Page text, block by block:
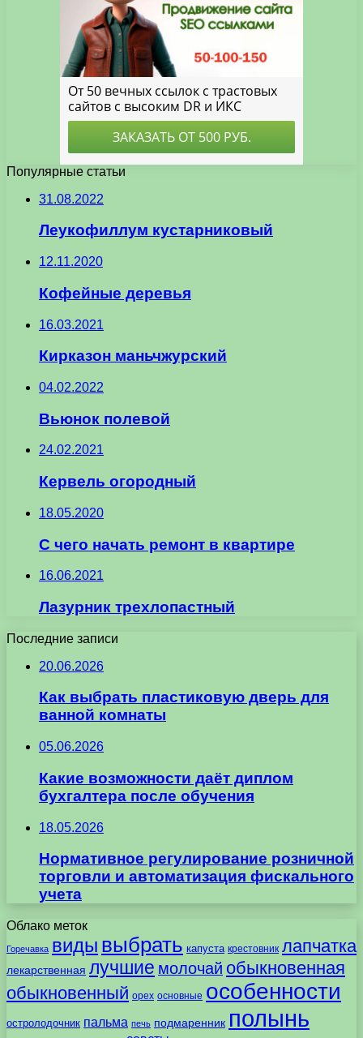
Популярные статьи
31.08.2022
Леукофиллум кустарниковый
12.11.2020
Кофейные деревья
16.03.2021
Кирказон маньчжурский
04.02.2022
Вьюнок полевой
24.02.2021
Кервель огородный
18.05.2020
С чего начать ремонт в квартире
16.06.2021
Лазурник трехлопастный
Последние записи
20.06.2026
Как выбрать пластиковую дверь для
ванной комнаты
05.06.2026
Какие возможности даёт диплом
бухгалтера после обучения
18.05.2026
Нормативное регулирование розничной
торговли и автоматизация фискального
учета
Облако меток
Горечавка виды выбрать капуста крестовник лапчатка
лекарственная лучшие молочай обыкновенная
обыкновенный орех основные особенности
остролодочник пальма печь подмаренник полынь